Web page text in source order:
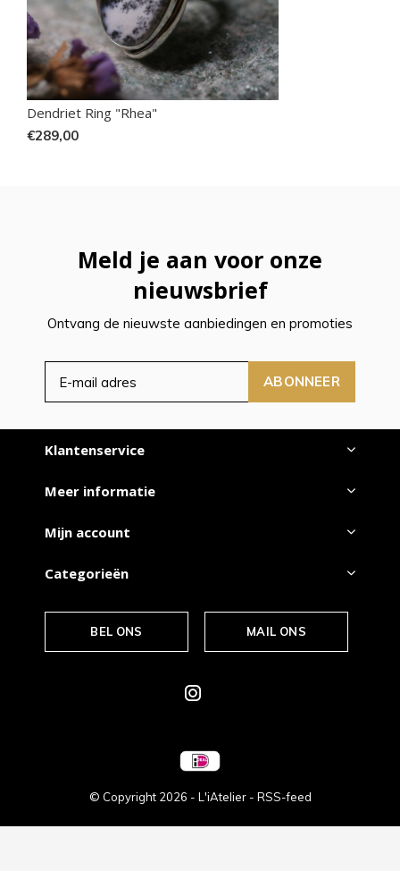
Dendriet Ring "Rhea"
€289,00
Meld je aan voor onze
nieuwsbrief
Ontvang de nieuwste aanbiedingen en promoties
ABONNEER
Klantenservice
Meer informatie
Mijn account
Categorieën
BEL ONS MAIL ONS
© Copyright 2026 - L'iAtelier - RSS-feed